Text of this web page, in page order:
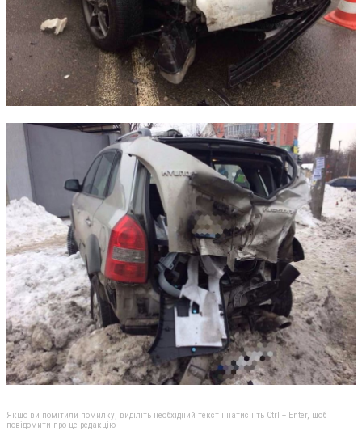
Якщо ви помітили помилку, виділіть необхідний текст і натисніть Ctrl + Enter, щоб
повідомити про це редакцію